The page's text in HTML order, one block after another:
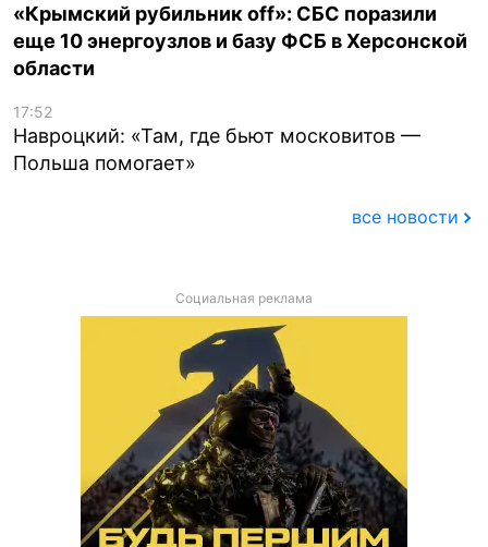
«Крымский рубильник off»: СБС поразили
еще 10 энергоузлов и базу ФСБ в Херсонской
области
17:52
Навроцкий: «Там, где бьют московитов —
Польша помогает»
все новости
Социальная реклама